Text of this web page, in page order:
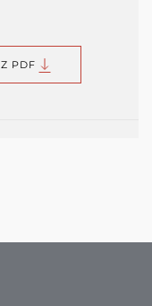
PDF